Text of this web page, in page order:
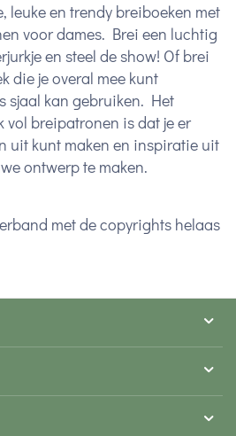
leuke en trendy breiboeken met
voor dames. Brei een luchtig
en steel de show! Of brei
die je overal mee kunt
sjaal kan gebruiken. Het
vol breipatronen is dat je er
uit kunt maken en inspiratie uit
ontwerp te maken.
met de copyrights helaas